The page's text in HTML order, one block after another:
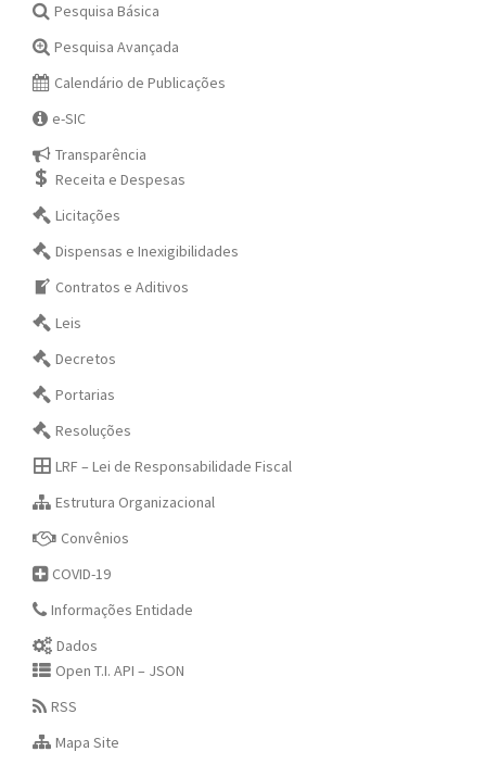
Pesquisa Básica
Pesquisa Avançada
Calendário de Publicações
e-SIC
Transparência
Receita e Despesas
Licitações
Dispensas e Inexigibilidades
Contratos e Aditivos
Leis
Decretos
Portarias
Resoluções
LRF – Lei de Responsabilidade Fiscal
Estrutura Organizacional
Convênios
COVID-19
Informações Entidade
Dados
Open T.I. API – JSON
RSS
Mapa Site